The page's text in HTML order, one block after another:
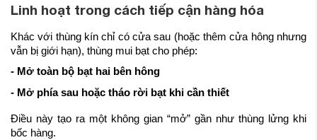
Linh hoạt trong cách tiếp cận hàng hóa
Khác với thùng kín chỉ có cửa sau (hoặc thêm cửa hông nhưng
vẫn bị giới hạn), thùng mui bạt cho phép:
- Mở toàn bộ bạt hai bên hông
- Mở phía sau hoặc tháo rời bạt khi cần thiết
Điều này tạo ra một không gian “mở” gần như thùng lửng khi
bốc hàng.